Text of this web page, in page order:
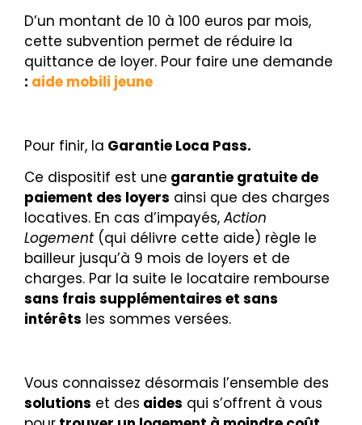
D’un montant de 10 à 100 euros par mois,
cette subvention permet de réduire la
quittance de loyer. Pour faire une demande
: aide mobili jeune
Pour finir, la Garantie Loca Pass.
Ce dispositif est une garantie gratuite de
paiement des loyers ainsi que des charges
locatives. En cas d’impayés,Action
Logement (qui délivre cette aide) règle le
bailleur jusqu’à 9 mois de loyers et de
charges. Par la suite le locataire rembourse
sans frais supplémentaires et sans
intérêts les sommes versées.
Vous connaissez désormais l’ensemble des
solutions et des aides qui s’offrent à vous